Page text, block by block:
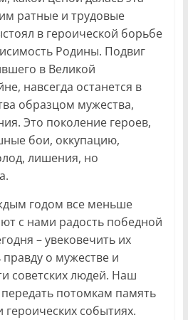
ратные и трудовые
в героической борьбе
Родины. Подвиг
в Великой
навсегда останется в
образцом мужества,
Это поколение героев,
бои, оккупацию,
лишения, но
годом все меньше
с нами радость победной
– увековечить их
о мужестве и
советских людей. Наш
потомкам память
героических событиях.